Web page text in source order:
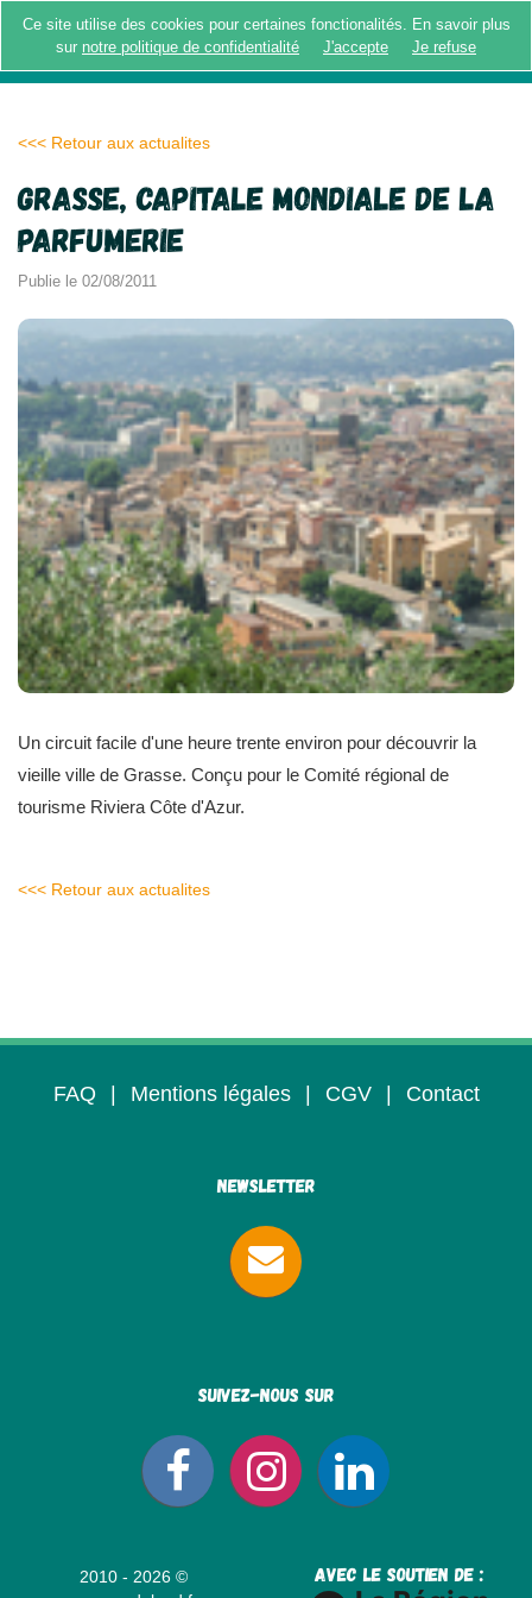
Ce site utilise des cookies pour certaines fonctionalités. En savoir plus
sur notre politique de confidentialité J'accepte Je refuse
MENU
<<< Retour aux actualites
Grasse, capitale mondiale de la
parfumerie
Publie le 02/08/2011
Un circuit facile d'une heure trente environ pour découvrir la
vieille ville de Grasse. Conçu pour le Comité régional de
tourisme Riviera Côte d'Azur.
<<< Retour aux actualites
FAQ | Mentions légales | CGV | Contact
Newsletter
Suivez-nous sur
2010 - 2026 ©
avec le soutien de :